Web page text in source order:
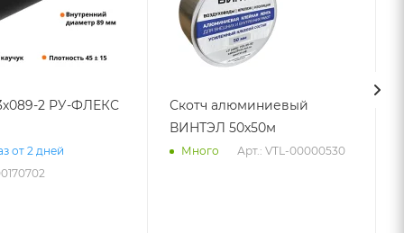
2 РУ-ФЛЕКС
от 2 дней
Скотч алюминиевый
ВИНТЭЛ 50х50м
Много Арт.: VTL-00000530